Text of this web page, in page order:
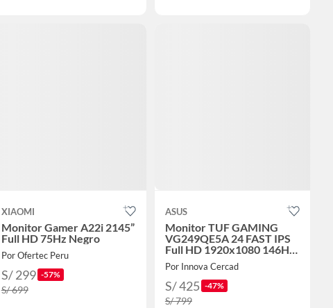
XIAOMI
Monitor Gamer A22i 2145”
Full HD 75Hz Negro
Por Ofertec Peru
S/ 299 -57%
S/ 699
ASUS
Monitor TUF GAMING
VG249QE5A 24 FAST IPS
Full HD 1920x1080 146Hz
1ms Parlante
Por Innova Cercad
S/ 425 -47%
S/ 799